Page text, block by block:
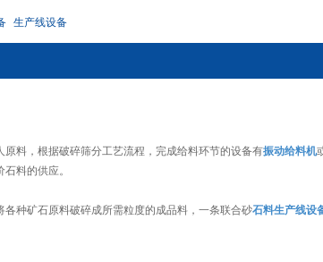
生产线设备
原料，根据破碎筛分工艺流程，完成给料环节的设备有振动给料机
石料的供应。
种矿石原料破碎成所需粒度的成品料，一条联合砂石料生产线设